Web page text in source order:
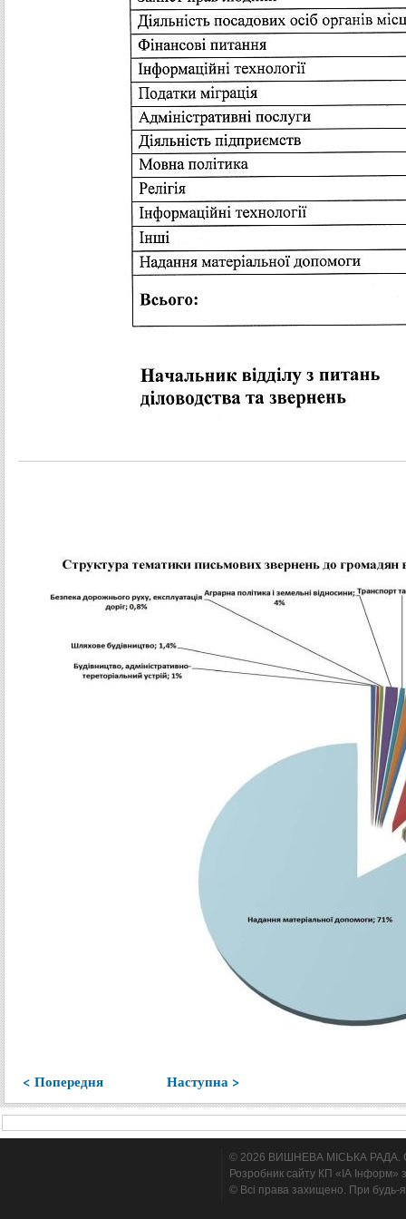
< Попередня Наступна >
© 2026 ВИШНЕВА МІСЬКА РАДА.
Розробник сайту КП «ІА Інформ»
© Всі права захищено. При будь-